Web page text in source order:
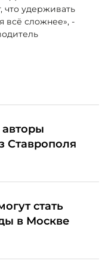
удерживать
всё сложнее», -
Ставрополя
стать
в Москве